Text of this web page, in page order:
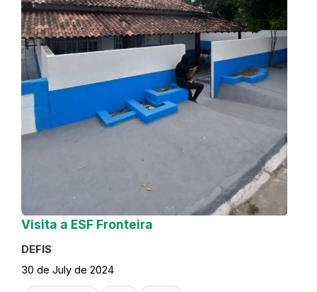
Visita a ESF Fronteira
DEFIS
30 de July de 2024